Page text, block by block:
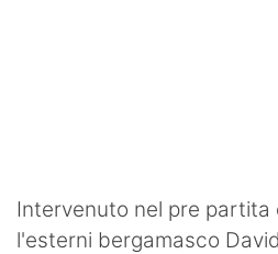
Intervenuto nel pre partita
l'esterni bergamasco